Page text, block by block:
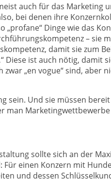
auch für das Marketing
bei denen ihre
Dinge wie das
– sie
damit sie zum
ist auch nötig, damit
„en vogue“ sind, aber
Und sie müssen
man
sollte sich an der
einen Konzern mit
und dessen